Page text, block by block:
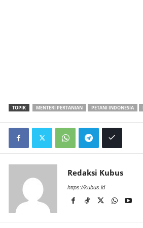
TOPIK MENTERI PERTANIAN PETANI INDONESIA
Redaksi Kubus
https://kubus.id